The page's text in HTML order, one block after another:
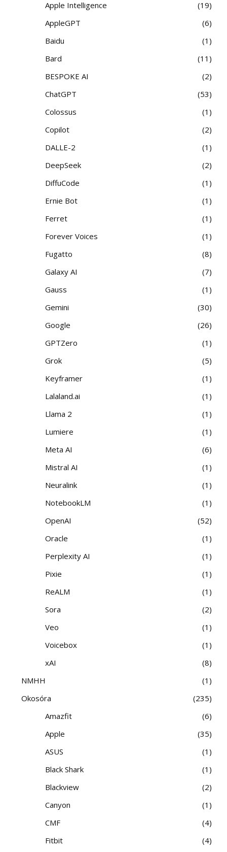
Apple Intelligence
19
AppleGPT
6
Baidu
1
Bard
11
BESPOKE AI
2
ChatGPT
53
Colossus
1
Copilot
2
DALLE-2
1
DeepSeek
2
DiffuCode
1
Ernie Bot
1
Ferret
1
Forever Voices
1
Fugatto
8
Galaxy AI
7
Gauss
1
Gemini
30
Google
26
GPTZero
1
Grok
5
Keyframer
1
Lalaland.ai
1
Llama 2
1
Lumiere
1
Meta AI
6
Mistral AI
1
Neuralink
1
NotebookLM
1
OpenAI
52
Oracle
1
Perplexity AI
1
Pixie
1
ReALM
1
Sora
2
Veo
1
Voicebox
1
xAI
8
NMHH
1
Okosóra
235
Amazfit
6
Apple
35
ASUS
1
Black Shark
1
Blackview
2
Canyon
1
CMF
4
Fitbit
4